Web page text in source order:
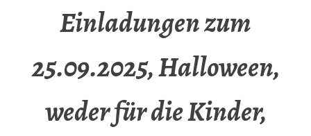
Einladungen zum
25.09.2025, Halloween,
weder für die Kinder,